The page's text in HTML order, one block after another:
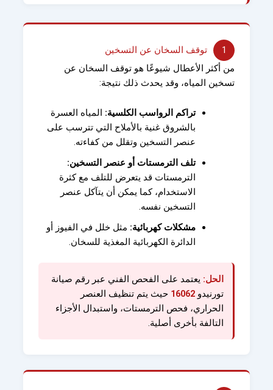
1
توقف السخان عن التسخين
من أكثر الأعطال شيوعًا هو توقف السخان عن
تسخين المياه، وقد يحدث ذلك نتيجة:
تراكم الرواسب الكلسية: المياه العسرة
بالشروق غنية بالأملاح التي تترسب على
عنصر التسخين وتقلل من كفاءته.
تلف الترمستات أو عنصر التسخين:
الترمستات قد يتعرض للتلف مع كثرة
الاستخدام، كما يمكن أن يتآكل عنصر
التسخين نفسه.
مشكلات كهربائية: مثل خلل في الفيوز أو
الدائرة الكهربائية المغذية للسخان.
الحل: يعتمد على الفحص الفني عبر رقم صيانة
تورنيدو 16062 حيث يتم تنظيف العنصر
الحراري، فحص الترمستات، واستبدال الأجزاء
التالفة بأخرى أصلية.